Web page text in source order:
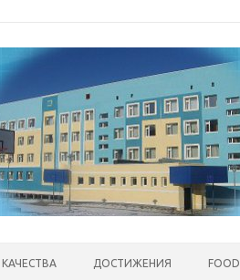
ДОСТИЖЕНИЯ FOOD